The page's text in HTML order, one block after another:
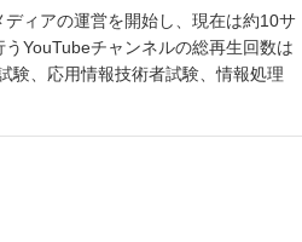
ィアの運営を開始し、現在は約10サ
YouTubeチャンネルの総再生回数は
験、応用情報技術者試験、情報処理